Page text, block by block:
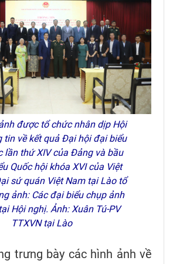
được tổ chức nhân dịp Hội
tin về kết quả Đại hội đại biểu
lần thứ XIV của Đảng và bầu
Quốc hội khóa XVI của Việt
sứ quán Việt Nam tại Lào tổ
ảnh: Các đại biểu chụp ảnh
Hội nghị. Ảnh: Xuân Tú-PV
TTXVN tại Lào
trưng bày các hình ảnh về